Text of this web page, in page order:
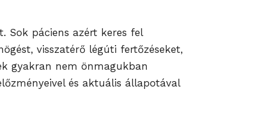
Sok páciens azért keres fel
visszatérő légúti fertőzéseket,
gyakran nem önmagukban
és aktuális állapotával